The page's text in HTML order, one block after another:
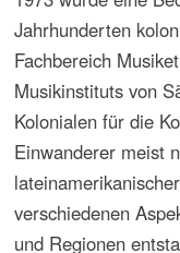
befasst und wurde von der
Wissenschaftswissenschaft
zu einer als notwendig
Erneuerung der
Musikwissenschaft beitragen.
In diesem Seminar sollten
Gebieten deutscher
Südbrasilien gewonnenen
befindlichen Arbeiten den
Kongress nicht